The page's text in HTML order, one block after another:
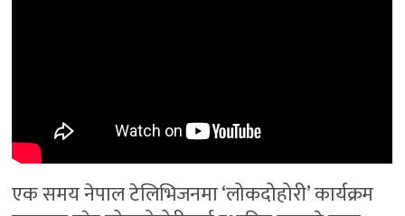
एक समय नेपाल टेलिभिजनमा ‘लोकदोहोरी’ कार्यक्रम